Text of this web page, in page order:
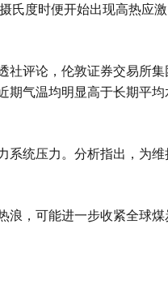
度时便开始出现高热应激
评论，伦敦证券交易所集
期气温均明显高于长期平
统压力。分析指出，为维
，可能进一步收紧全球煤